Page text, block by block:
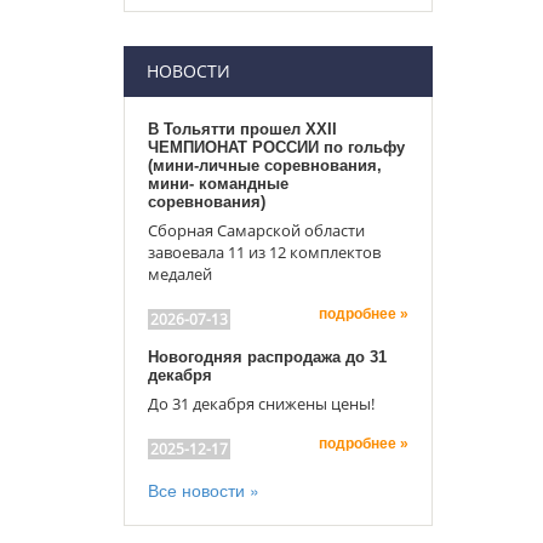
НОВОСТИ
В Тольятти прошел XXII
ЧЕМПИОНАТ РОССИИ по гольфу
(мини-личные соревнования,
мини- командные
соревнования)
Сборная Самарской области
завоевала 11 из 12 комплектов
медалей
2026-07-13 подробнее »
Новогодняя распродажа до 31
декабря
До 31 декабря снижены цены!
2025-12-17 подробнее »
Все новости »